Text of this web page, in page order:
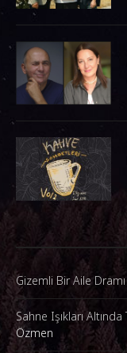
Gizemli Bir Aile
Sahne Işıkları
Özmen